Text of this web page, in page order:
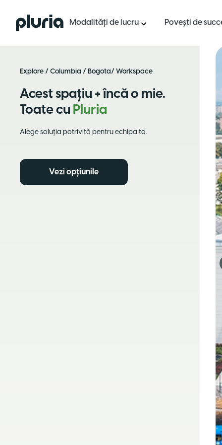
Logo Pluria Modalități de lucru Povești de
Explore / Columbia / Bogota/ Workspace
Acest spațiu + încă o mie.
Toate cu Pluria
Alege soluția potrivită pentru echipa ta.
Vezi opțiunile